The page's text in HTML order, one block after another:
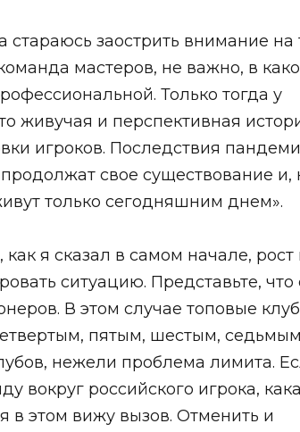
заострить внимание на
мастеров, не важно, в
Только тогда у
живучая и перспективная
игроков. Последствия
свое существование и,
только сегодняшним днем».
я сказал в самом начале, рост
ситуацию. Представьте, что
В этом случае топовые
пятым, шестым,
нежели проблема лимита.
вокруг российского игрока,
в этом вижу вызов. Отменить и